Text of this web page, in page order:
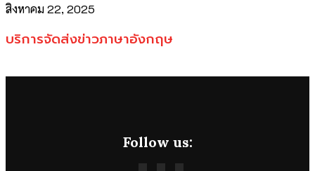
สิงหาคม 22, 2025
บริการจัดส่งข่าวภาษาอังกฤษ
Follow us: